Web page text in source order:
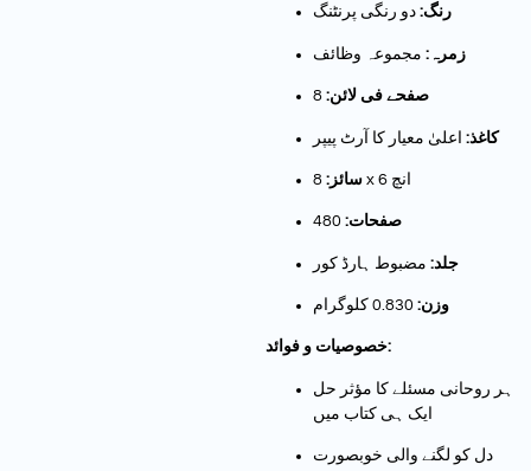
رنگ: دو رنگی پرنٹنگ
زمرہ: مجموعہ وظائف
صفحے فی لائن:
کاغذ: اعلیٰ معیار کا آرٹ پیپر
سائز: 8 x 6 انچ
صفحات:
جلد: مضبوط ہارڈ کور
وزن:
خصوصیات و فوائد:
ہر روحانی مسئلے کا مؤثر حل
ایک ہی کتاب میں
دل کو لگنے والی خوبصورت